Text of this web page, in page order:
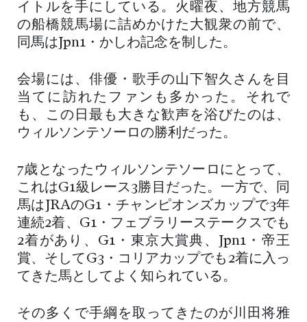
イトルを手にしている。火曜夜、地方競馬
の船橋競馬場に詰めかけた大観衆の前で、
同馬はJpn1・かしわ記念を制した。
会場には、俳優・歌手の山下智久さんを目
当てに訪れたファンも多かった。それで
も、この日最も大きな歓声を浴びたのは、
ウィルソンテソーロの勝利だった。
7歳となったウィルソンテソーロにとって、
これはG1級レース3勝目だった。一方で、同
馬はJRAのG1・チャンピオンズカップで3年
連続2着、G1・フェブラリーステークスでも
2着があり、G1・東京大賞典、Jpn1・帝王
賞、そしてG3・コリアカップでも2着に入っ
てきた馬としてよく知られている。
その多くで手綱を取ってきたのが川田将雅